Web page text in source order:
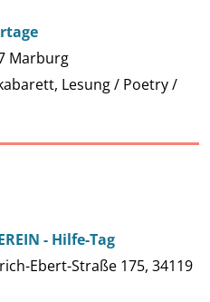
Marburg
Lesung / Poetry /
- Hilfe-Tag
Ebert-Straße 175, 34119